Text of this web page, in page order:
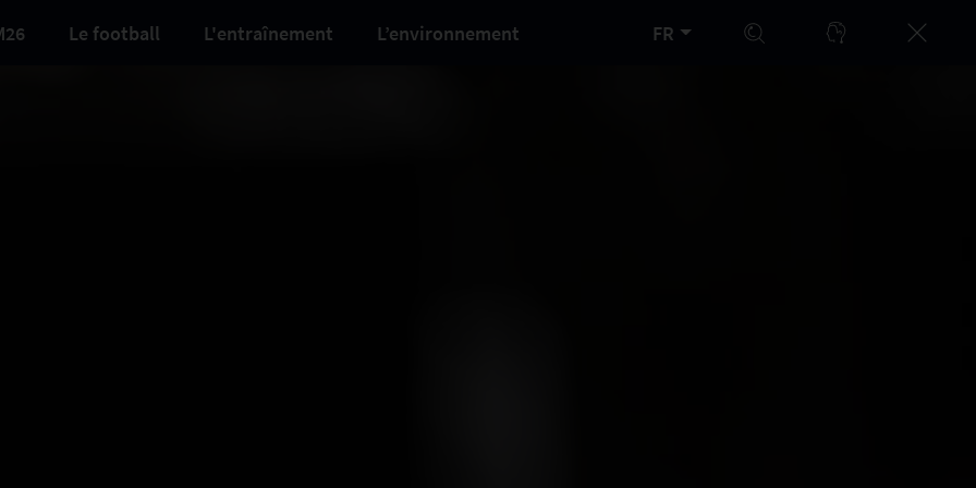
Le football L'entraînement L’environnement FR